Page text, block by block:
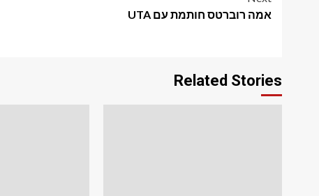
אמה רוברטס חותמת עם UTA
Related Stories